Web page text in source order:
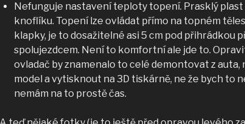
Nefunguje nastavení teploty topení. Prasklý plast
knoflíku. Topení lze ovládat přímo na topném
klapky, je to dosažitelné asi 5 cm pod přihrádkou
spolujezdcem. Není to komfortní ale jde to.
ovladač by znamenalo to celé demontovat z auta,
model a vytisknout na 3D tiskárně, ne že bych to
nemám na to prostě čas.